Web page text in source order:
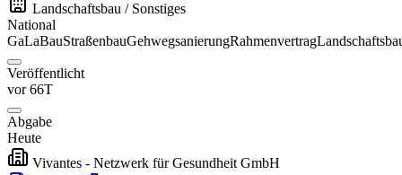
Landschaftsbau / Sonstiges
National
GaLaBauStraßenbauGehwegsanierungRahmenvertrag
Veröffentlicht
vor 66T
Abgabe
Heute
Vivantes - Netzwerk für Gesundheit GmbH